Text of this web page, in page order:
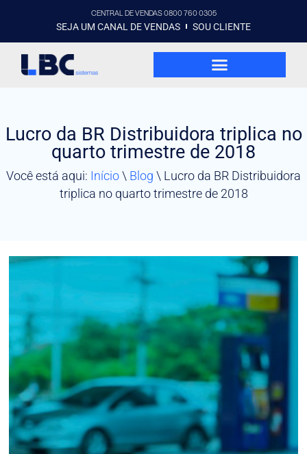
CENTRAL DE VENDAS 0800 760 0305
SEJA UM CANAL DE VENDAS SOU CLIENTE
Lucro da BR Distribuidora triplica no
quarto trimestre de 2018
Você está aqui: Início\ Blog \ Lucro da BR Distribuidora
triplica no quarto trimestre de 2018